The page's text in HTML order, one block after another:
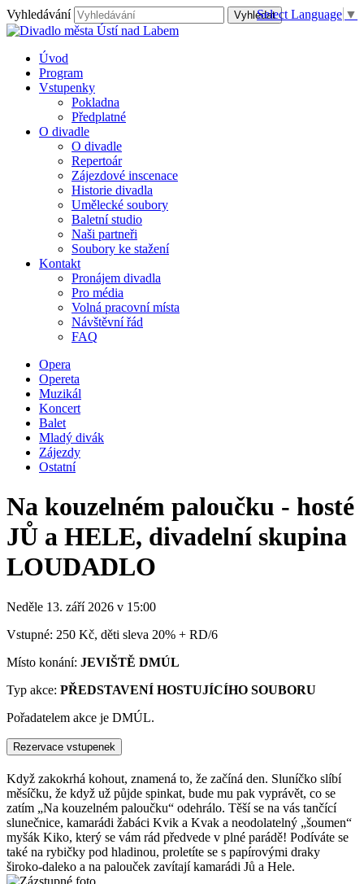
Vyhledávání
Úvod
Program
Vstupenky
Pokladna
Předplatné
O divadle
O divadle
Repertoár
Zájezdové inscenace
Historie divadla
Umělecké soubory
Baletní studio
Naši partneři
Soubory ke stažení
Kontakt
Pronájem divadla
Pro média
Volná pracovní místa
Návštěvní řád
FAQ
Select Language ▼
Opera
Opereta
Muzikál
Koncert
Balet
Mladý divák
Zájezdy
Ostatní
Na kouzelném paloučku - hosté
JŮ a HELE, divadelní skupina
LOUDADLO
Neděle 13. září 2026 v 15:00
Vstupné: 250 Kč, děti sleva 20% + RD/6
Místo konání: JEVIŠTĚ DMÚL
Typ akce: PŘEDSTAVENÍ HOSTUJÍCÍHO SOUBORU
Pořadatelem akce je DMÚL.
Rezervace vstupenek
Když zakokrhá kohout, znamená to, že začíná den. Sluníčko slíbí
měsíčku, že když už půjde spinkat, bude mu pak vyprávět, co se
zatím „Na kouzelném paloučku“ odehrálo. Těší se na vás tančící
slunečnice, kamarádi žabáci Kvik a Kvak a neodolatelný „šoumen“
myšák Kiko, který se vám rád předvede v plné parádě! Podíváte se
také na rybičky pod hladinou, proletíte se s papírovými draky
široko-daleko a na palouček zavítají kamarádi Jů a Hele.